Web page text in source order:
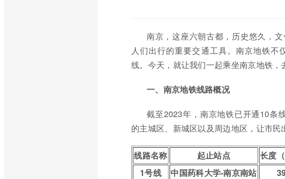
南京，这座六朝古都，历史悠久，
人们出行的重要交通工具。南京地铁
线。今天，就让我们一起乘坐南京地铁，
一、南京地铁线路概况
截至2023年，南京地铁已开通10条
的主城区、新城区以及周边地区，让市民
线路名称 起止站点 长度
1号线
中国药科大学-南京南站